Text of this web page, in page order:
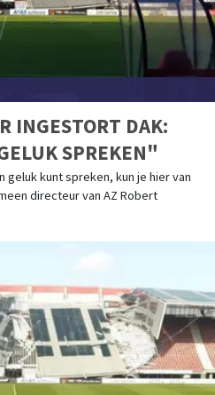
INGESTORT DAK:
SPREKEN"
geluk kunt spreken, kun je hier van
directeur van AZ Robert